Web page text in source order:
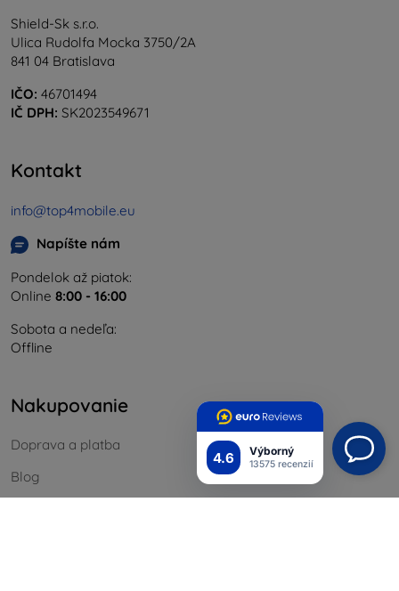
4.6 Výborný
13575 recenzií
Shield-Sk s.r.o.
Ulica Rudolfa Mocka 3750/2A
841 04 Bratislava
IČO: 46701494
IČ DPH: SK2023549671
Kontakt
info@top4mobile.eu
Napíšte nám
Pondelok až piatok:
Online 8:00 - 16:00
Sobota a nedeľa:
Offline
Nakupovanie
Doprava a platba
Blog